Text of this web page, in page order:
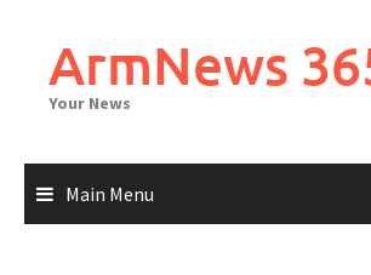
contentArmNews
Your News
Main Menu